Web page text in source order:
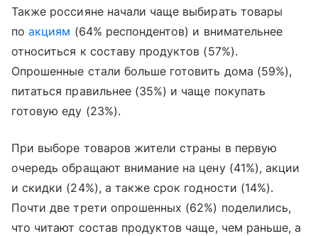
Также россияне начали чаще выбирать товары
поакциям (64% респондентов) и внимательнее
относиться к составу продуктов (57%).
Опрошенные стали больше готовить дома (59%),
питаться правильнее (35%) и чаще покупать
готовую еду (23%).
При выборе товаров жители страны в первую
очередь обращают внимание на цену (41%), акции
и скидки (24%), а также срок годности (14%).
Почти две трети опрошенных (62%) поделились,
что читают состав продуктов чаще, чем раньше, а